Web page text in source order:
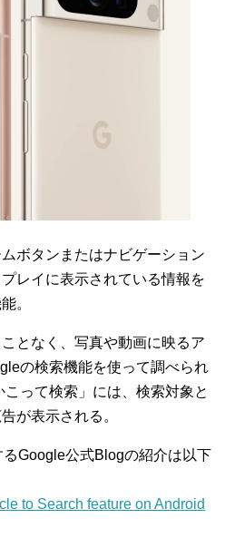
ボタンまたはナビゲーション
レイに表示されている情報を
。
となく、写真や動画に映るア
の検索機能を使って調べられ
って検索」には、検索対象と
が表示される。
るGoogle公式Blogの紹介は以下
to Search feature on Android